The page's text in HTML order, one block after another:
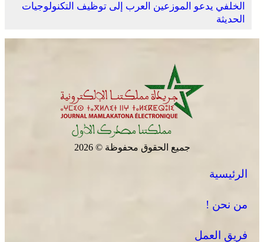
الخلفي يدعو الموزعين العرب إلى توظيف التكنولوجيات
الحديثة
جميع الحقوق محفوظة © 2026
الرئيسية
من نحن !
فريق العمل